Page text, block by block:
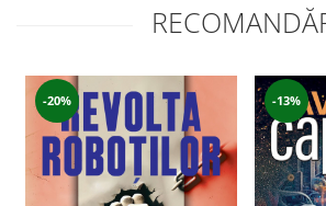
-20% -13%